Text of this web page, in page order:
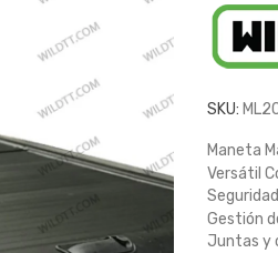
SKU:
Maneta
Versátil
Gestión
Juntas y